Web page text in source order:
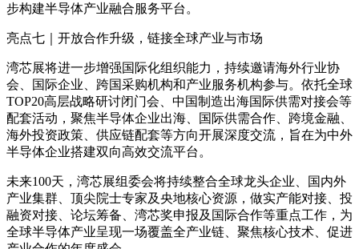
步构建半导体产业融合服务平台。
亮点七｜开放合作升级，链接全球产业与市场
湾芯展将进一步增强国际化组织能力，持续邀请海外行业协
会、国际企业、跨国采购机构和产业服务机构参与。依托全球
TOP20高层战略研讨闭门会、中国制造出海国际供需对接会等
配套活动，聚焦半导体企业出海、国际供需合作、跨境金融、
海外投资政策、供应链配套等方向开展深度交流，旨在为中外
半导体企业搭建双向高效交流平台。
未来100天，湾芯展组委会将持续整合全球龙头企业、国内外
产业集群、顶尖院士专家及央地核心资源，做实产能对接、投
融资对接、论坛筹备、湾芯奖申报及国际合作等重点工作，为
全球半导体产业呈现一场覆盖全产业链、聚焦核心技术、促进